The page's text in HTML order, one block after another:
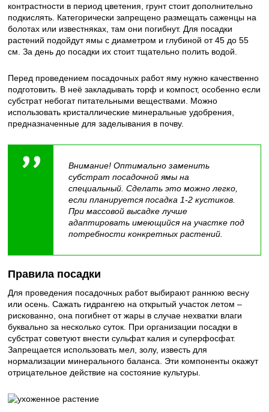
контрастности в период цветения, грунт стоит дополнительно
подкислять. Категорически запрещено размещать саженцы на
болотах или известняках, там они погибнут. Для посадки
растений подойдут ямы с диаметром и глубиной от 45 до 55
см. За день до посадки их стоит тщательно полить водой.
Перед проведением посадочных работ яму нужно качественно
подготовить. В неё закладывать торф и компост, особенно если
субстрат небогат питательными веществами. Можно
использовать кристаллические минеральные удобрения,
предназначенные для заделывания в почву.
Внимание! Оптимально заменить
субстрат посадочной ямы на
специальный. Сделать это можно легко,
если планируется посадка 1-2 кустиков.
При массовой высадке лучше
адаптировать имеющийся на участке под
потребности конкретных растений.
Правила посадки
Для проведения посадочных работ выбирают раннюю весну
или осень. Сажать гидрангею на открытый участок летом –
рискованно, она погибнет от жары в случае нехватки влаги
буквально за несколько суток. При организации посадки в
субстрат советуют внести сульфат калия и суперфосфат.
Запрещается использовать мел, золу, известь для
нормализации минерального баланса. Эти компоненты окажут
отрицательное действие на состояние культуры.